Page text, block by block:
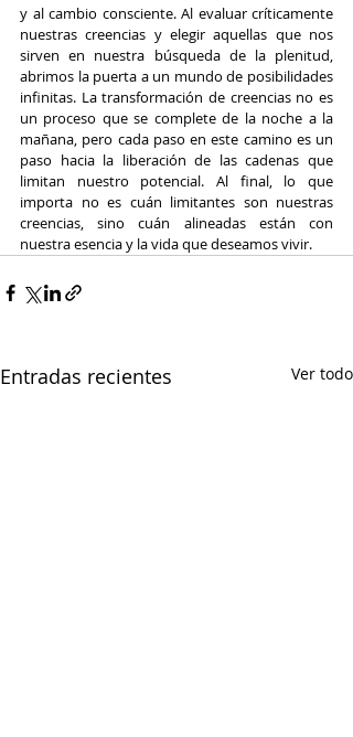
y al cambio consciente. Al evaluar críticamente
nuestras creencias y elegir aquellas que nos
sirven en nuestra búsqueda de la plenitud,
abrimos la puerta a un mundo de posibilidades
infinitas. La transformación de creencias no es
un proceso que se complete de la noche a la
mañana, pero cada paso en este camino es un
paso hacia la liberación de las cadenas que
limitan nuestro potencial. Al final, lo que
importa no es cuán limitantes son nuestras
creencias, sino cuán alineadas están con
nuestra esencia y la vida que deseamos vivir.
Entradas recientes Ver todo